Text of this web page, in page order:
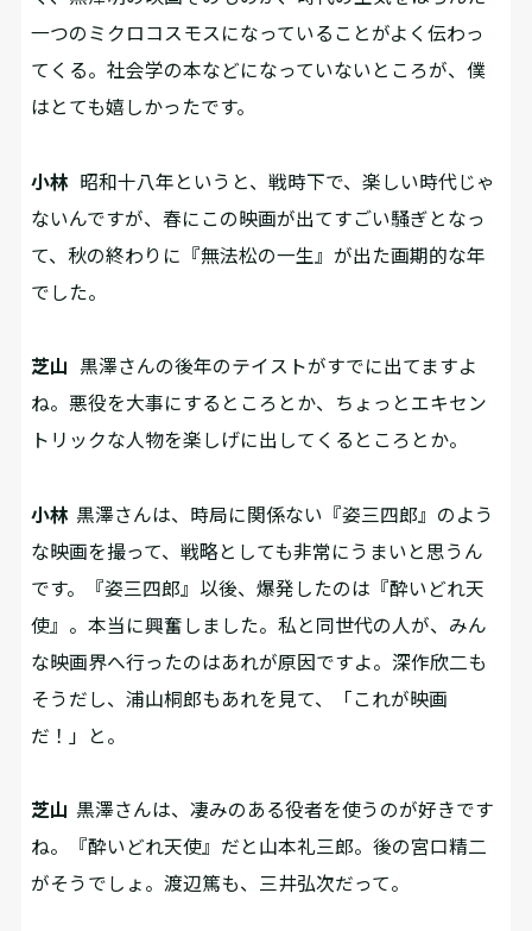
一つのミクロコスモスになっていることがよく伝わっ
てくる。社会学の本などになっていないところが、僕
はとても嬉しかったです。
小林 昭和十八年というと、戦時下で、楽しい時代じゃ
ないんですが、春にこの映画が出てすごい騒ぎとなっ
て、秋の終わりに『無法松の一生』が出た画期的な年
でした。
芝山 黒澤さんの後年のテイストがすでに出てますよ
ね。悪役を大事にするところとか、ちょっとエキセン
トリックな人物を楽しげに出してくるところとか。
小林 黒澤さんは、時局に関係ない『姿三四郎』のよう
な映画を撮って、戦略としても非常にうまいと思うん
です。『姿三四郎』以後、爆発したのは『酔いどれ天
使』。本当に興奮しました。私と同世代の人が、みん
な映画界へ行ったのはあれが原因ですよ。深作欣二も
そうだし、浦山桐郎もあれを見て、「これが映画
だ！」と。
芝山 黒澤さんは、凄みのある役者を使うのが好きです
ね。『酔いどれ天使』だと山本礼三郎。後の宮口精二
がそうでしょ。渡辺篤も、三井弘次だって。